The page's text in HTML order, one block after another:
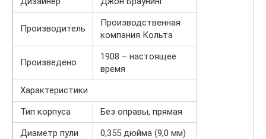
Производитель
Производственная
компания Кольта
Произведено
1908 – настоящее
время
Характеристики
Тип корпуса
Без оправы, прямая
Диаметр пули
0,355 дюйма (9,0 мм)